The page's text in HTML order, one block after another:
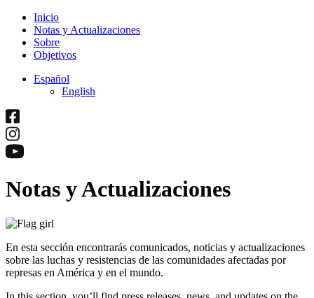
Inicio
Notas y Actualizaciones
Sobre
Objetivos
Español
English
Notas y Actualizaciones
En esta sección encontrarás comunicados, noticias y actualizaciones
sobre las luchas y resistencias de las comunidades afectadas por
represas en América y en el mundo.